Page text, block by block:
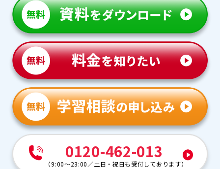
0120-462-013
（9:00～23:00／土日・祝日も受付しております）